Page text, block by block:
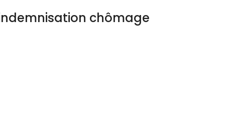
chômage